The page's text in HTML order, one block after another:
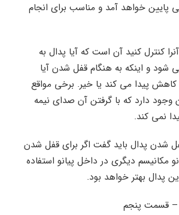
پایین خواهد آمد و مناسب برای انجام
کنترل کنید آن است که آیا پدال به
شود و اینکه به هنگام قفل شدن آیا
پیدا می کند یا خیر. برخی مواقع
دارد که با گرفتن آن صدای نیمه
نمی کند.
شدن پدال باید گفت اگر برای قفل شدن
مکانیسم دیگری در داخل پیانو استفاده
پدال بهتر خواهد بود.
– قسمت پنجم